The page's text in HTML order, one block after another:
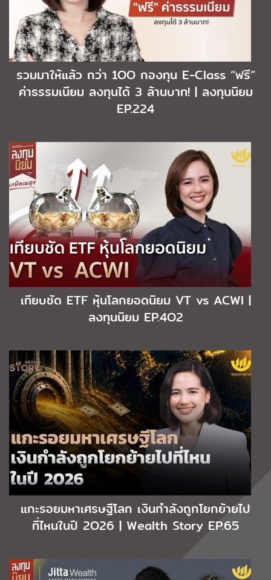
รวมมาให้แล้ว กว่า 1OO กองทุน E-Class “ฟรี”
ค่าธรรมเนียม ลงทุนได้ 3 ล้านบาท! | ลงทุนนิยม
EP.224
เทียบชัด ETF หุ้นโลกยอดนิยม VT vs ACWI |
ลงทุนนิยม EP.4O2
แกะรอยมหาเศรษฐีโลก เงินกำลังถูกโยกย้ายไป
ที่ไหนในปี 2O26 | Wealth Story EP.65